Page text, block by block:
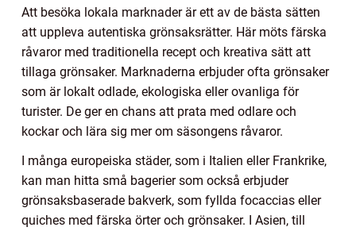
Att besöka lokala marknader är ett av de bästa sätten
att uppleva autentiska grönsaksrätter. Här möts färska
råvaror med traditionella recept och kreativa sätt att
tillaga grönsaker. Marknaderna erbjuder ofta grönsaker
som är lokalt odlade, ekologiska eller ovanliga för
turister. De ger en chans att prata med odlare och
kockar och lära sig mer om säsongens råvaror.
I många europeiska städer, som i Italien eller Frankrike,
kan man hitta små bagerier som också erbjuder
grönsaksbaserade bakverk, som fyllda focaccias eller
quiches med färska örter och grönsaker. I Asien, till